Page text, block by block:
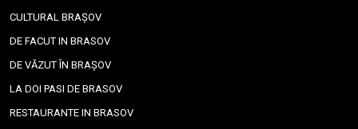
CULTURAL BRAȘOV
DE FACUT IN BRASOV
DE VĂZUT ÎN BRAȘOV
LA DOI PASI DE BRASOV
RESTAURANTE IN BRASOV